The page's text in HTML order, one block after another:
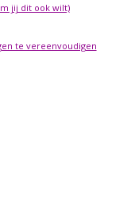
jij dit ook wilt)
te vereenvoudigen